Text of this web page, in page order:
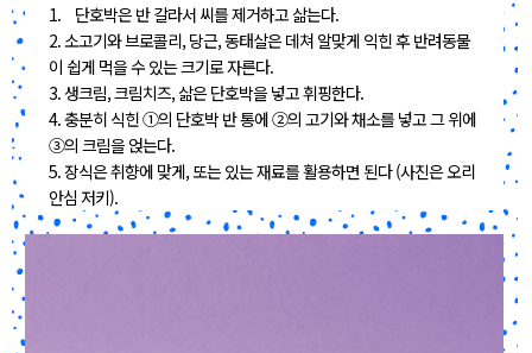
1. 단호박은 반 갈라서 씨를 제거하고 삶는다.
2. 소고기와 브로콜리, 당근, 동태살은 데쳐 알맞게 익힌 후 반려동물
이 쉽게 먹을 수 있는 크기로 자른다.
3. 생크림, 크림치즈, 삶은 단호박을 넣고 휘핑한다.
4. 충분히 식힌 ①의 단호박 반 통에 ②의 고기와 채소를 넣고 그 위에
③의 크림을 얹는다.
5. 장식은 취향에 맞게, 또는 있는 재료를 활용하면 된다 (사진은 오리
안심 저키).